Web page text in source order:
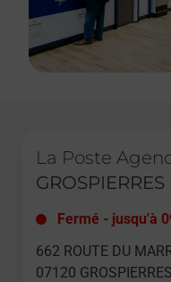
La Poste
Fermé - jusqu'à
662 ROUTE DU
07120 GROSPIERRES